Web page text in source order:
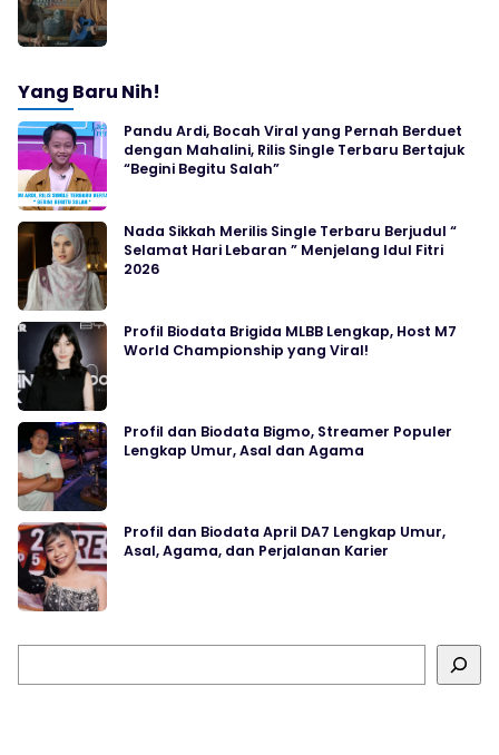
Yang Baru Nih!
Pandu Ardi, Bocah Viral yang Pernah Berduet
dengan Mahalini, Rilis Single Terbaru Bertajuk
“Begini Begitu Salah”
Nada Sikkah Merilis Single Terbaru Berjudul “
Selamat Hari Lebaran ” Menjelang Idul Fitri
2026
Profil Biodata Brigida MLBB Lengkap, Host M7
World Championship yang Viral!
Profil dan Biodata Bigmo, Streamer Populer
Lengkap Umur, Asal dan Agama
Profil dan Biodata April DA7 Lengkap Umur,
Asal, Agama, dan Perjalanan Karier